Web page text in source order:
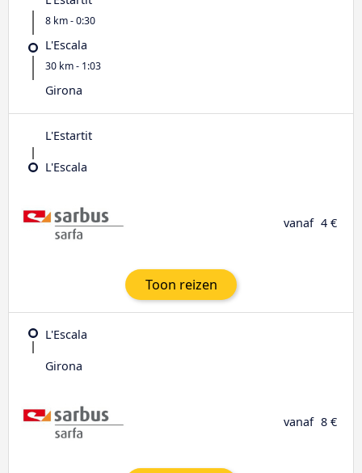
8 km - 0:30
L'Escala
30 km - 1:03
Girona
L'Estartit
L'Escala
vanaf 4 €
Toon reizen
L'Escala
Girona
vanaf 8 €